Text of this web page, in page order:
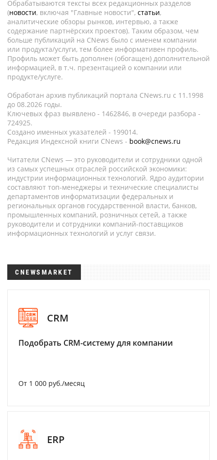
Обрабатываются тексты всех редакционных разделов
(новости, включая "Главные новости", статьи,
аналитические обзоры рынков, интервью, а также
содержание партнёрских проектов). Таким образом, чем
больше публикаций на CNews было с именем компании
или продукта/услуги, тем более информативен профиль.
Профиль может быть дополнен (обогащен) дополнительной
информацией, в т.ч. презентацией о компании или
продукте/услуге.
Обработан архив публикаций портала CNews.ru c 11.1998
до 08.2026 годы.
Ключевых фраз выявлено - 1462846, в очереди разбора -
724925.
Создано именных указателей - 199014.
Редакция Индексной книги CNews - book@cnews.ru
Читатели CNews — это руководители и сотрудники одной
из самых успешных отраслей российской экономики:
индустрии информационных технологий. Ядро аудитории
составляют топ-менеджеры и технические специалисты
департаментов информатизации федеральных и
региональных органов государственной власти, банков,
промышленных компаний, розничных сетей, а также
руководители и сотрудники компаний-поставщиков
информационных технологий и услуг связи.
CNEWSMARKET
CRM
Подобрать CRM-систему для компании
От 1 000 руб./месяц
ERP